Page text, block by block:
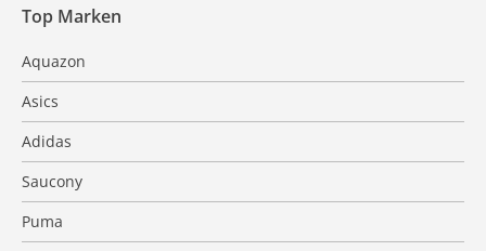
Top Marken
Aquazon
Asics
Adidas
Saucony
Puma